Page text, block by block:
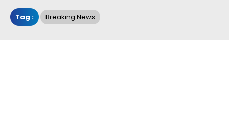
Tag : Breaking News